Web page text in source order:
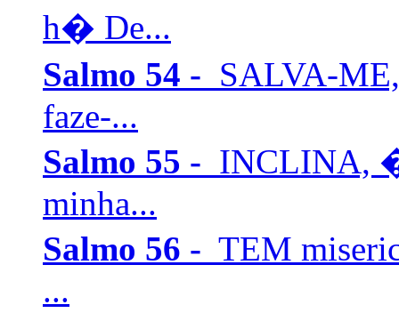
h� De...
Salmo 54 - SALVA-
faze-...
Salmo 55 - INCLINA,
minha...
Salmo 56 - TEM
...